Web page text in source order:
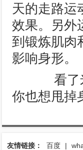
天的走路运
效果。另外
到锻炼肌肉
影响身形。
看了米
你也想甩掉
友情链接： 百度 |